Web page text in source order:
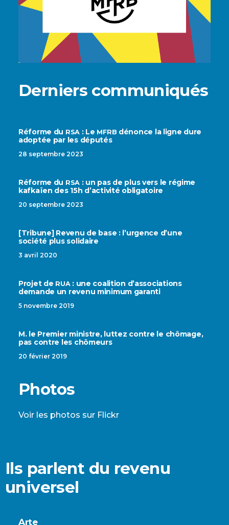
Derniers communiqués
Réforme du RSA : Le MFRB dénonce la ligne dure
adoptée par les députés
28 septembre 2023
Réforme du RSA : un pas de plus vers le régime
kafkaïen des 15h d’activité obligatoire
20 septembre 2023
[Tribune] Revenu de base : l’urgence d’une
société plus solidaire
3 avril 2020
Projet de RUA: une coalition d’associations
demande un revenu minimum garanti
5 novembre 2019
M. le Premier ministre, luttez contre le chômage,
pas contre les chômeurs
20 février 2019
Photos
Voir les photos sur Flickr
Ils parlent du revenu
universel
Arte